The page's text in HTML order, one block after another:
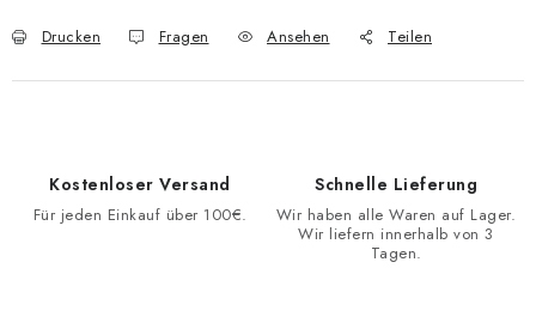
Drucken Fragen Ansehen Teilen
Kostenloser Versand
Für jeden Einkauf über 100€.
Schnelle Lieferung
Wir haben alle Waren auf Lager.
Wir liefern innerhalb von 3
Tagen.